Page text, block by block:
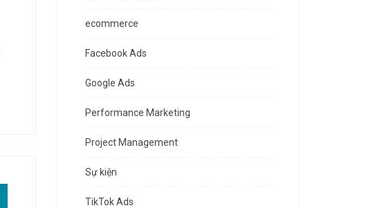
ecommerce
Facebook Ads
Google Ads
Performance Marketing
Project Management
Sự kiện
TikTok Ads